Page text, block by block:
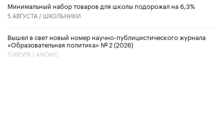
Минимальный набор товаров для школы подорожал на 6,3%
5 АВГУСТА / ШКОЛЬНИКИ
Вышел в свет новый номер научно-публицистического журнала
«Образовательная политика» № 2 (2026)
3 ИЮЛЯ / АНОНС